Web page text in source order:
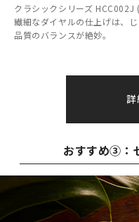
クラシックシリーズ
繊細なダイヤルの仕上げは、
品質のバランスが絶妙。
詳
おすすめ③：